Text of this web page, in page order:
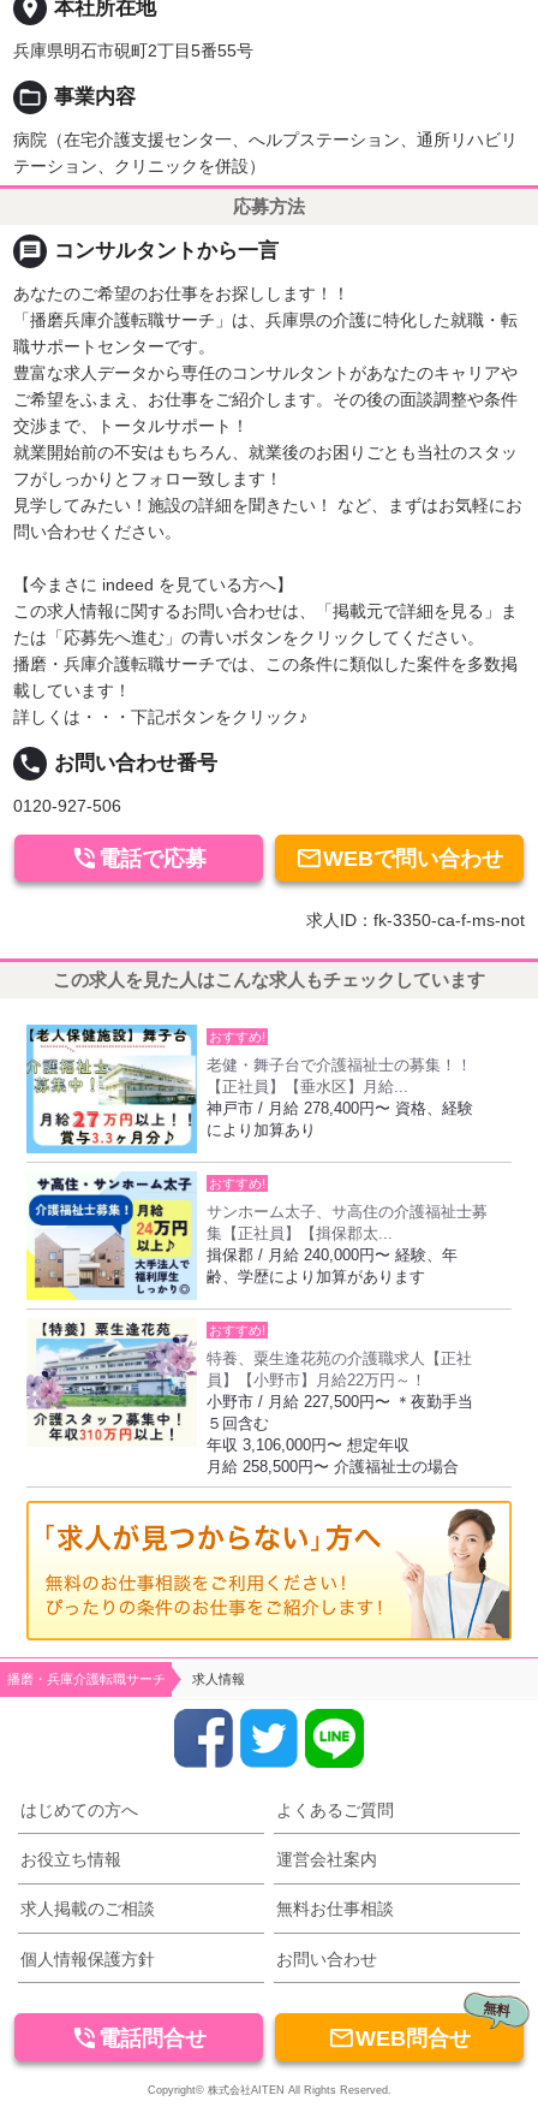
place 本社所在地
兵庫県明石市硯町2丁目5番55号
folder_open 事業内容
病院（在宅介護支援センタ一、へルプステーション、通所リハビリ
テーション、クリニックを併設）
応募方法
message コンサルタントから一言
あなたのご希望のお仕事をお探しします！！
「播磨兵庫介護転職サーチ」は、兵庫県の介護に特化した就職・転
職サポートセンターです。
豊富な求人データから専任のコンサルタントがあなたのキャリアや
ご希望をふまえ、お仕事をご紹介します。その後の面談調整や条件
交渉まで、トータルサポート！
就業開始前の不安はもちろん、就業後のお困りごとも当社のスタッ
フがしっかりとフォロー致します！
見学してみたい！施設の詳細を聞きたい！ など、まずはお気軽にお
問い合わせください。
【今まさに indeed を見ている方へ】
この求人情報に関するお問い合わせは、「掲載元で詳細を見る」ま
たは「応募先へ進む」の青いボタンをクリックしてください。
播磨・兵庫介護転職サーチでは、この条件に類似した案件を多数掲
載しています！
詳しくは・・・下記ボタンをクリック♪
local_phone お問い合わせ番号
0120-927-506
WEBで問い合わせ
 電話で応募
求人ID：fk-3350-ca-f-ms-not
この求人を見た人はこんな求人もチェックしています
おすすめ!
老健・舞子台で介護福祉士の募集！！
【正社員】【垂水区】月給...
神戸市 / 月給 278,400円〜 資格、経験
により加算あり
おすすめ!
サンホーム太子、サ高住の介護福祉士募
集【正社員】【揖保郡太...
揖保郡 / 月給 240,000円〜 経験、年
齢、学歴により加算があります
おすすめ!
特養、粟生逢花苑の介護職求人【正社
員】【小野市】月給22万円～！
小野市 / 月給 227,500円〜 ＊夜勤手当
５回含む
年収 3,106,000円〜 想定年収
月給 258,500円〜 介護福祉士の場合
播磨・兵庫介護転職サーチ 求人情報
はじめての方へ よくあるご質問
お役立ち情報 運営会社案内
求人掲載のご相談 無料お仕事相談
個人情報保護方針 お問い合わせ
無料
WEB問合せ
 電話問合せ
Copyright© 株式会社AITEN All Rights Reserved.